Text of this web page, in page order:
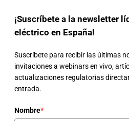
¡Suscríbete a la newsletter
eléctrico en España!
Suscríbete para recibir las últimas
invitaciones a webinars en vivo,
actualizaciones regulatorias
entrada.
Nombre*